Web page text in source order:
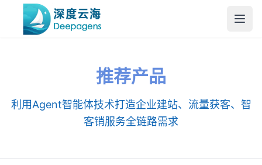
跳到主内容
推荐产品
利用Agent智能体技术打造企业建站、流量获客、智
客销服务全链路需求